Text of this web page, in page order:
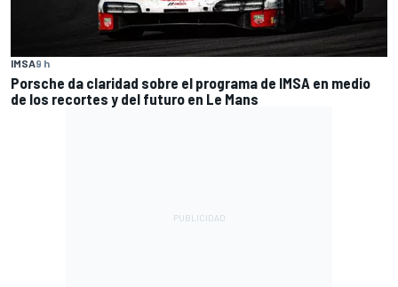
IMSA9 h
Porsche da claridad sobre el programa de IMSA en medio
de los recortes y del futuro en Le Mans